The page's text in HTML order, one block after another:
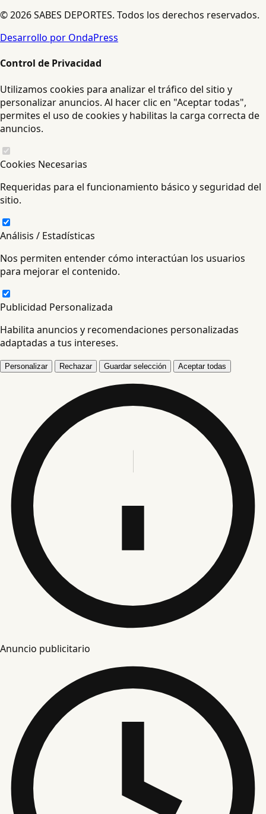
© 2026 SABES DEPORTES. Todos los derechos reservados.
Desarrollo por OndaPress
Control de Privacidad
Utilizamos cookies para analizar el tráfico del sitio y
personalizar anuncios. Al hacer clic en "Aceptar todas",
permites el uso de cookies y habilitas la carga correcta de
anuncios.
Cookies Necesarias
Requeridas para el funcionamiento básico y seguridad del
sitio.
Análisis / Estadísticas
Nos permiten entender cómo interactúan los usuarios
para mejorar el contenido.
Publicidad Personalizada
Habilita anuncios y recomendaciones personalizadas
adaptadas a tus intereses.
Personalizar Rechazar Guardar selección Aceptar todas
Anuncio publicitario